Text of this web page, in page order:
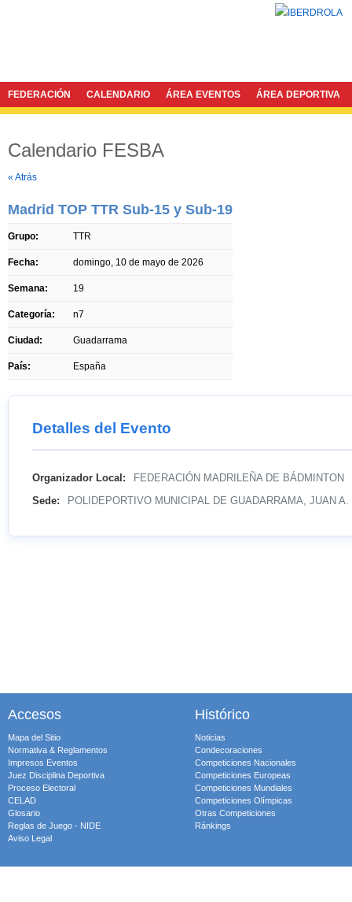
FEDERACIÓN CALENDARIO ÁREA EVENTOS ÁREA DEPORTIVA
Calendario FESBA
« Atrás
Madrid TOP TTR Sub-15 y Sub-19
Grupo: TTR
Fecha: domingo, 10 de mayo de 2026
Semana: 19
Categoría: n7
Ciudad: Guadarrama
País: España
Detalles del Evento
Organizador Local: FEDERACIÓN MADRILEÑA DE BÁDMINTON
Sede: POLIDEPORTIVO MUNICIPAL DE GUADARRAMA, JUAN A.
Accesos
Mapa del Sitio
Normativa & Reglamentos
Impresos Eventos
Juez Disciplina Deportiva
Proceso Electoral
CELAD
Glosario
Reglas de Juego - NIDE
Aviso Legal
Histórico
Noticias
Condecoraciones
Competiciones Nacionales
Competiciones Europeas
Competiciones Mundiales
Competiciones Olímpicas
Otras Competiciones
Ránkings